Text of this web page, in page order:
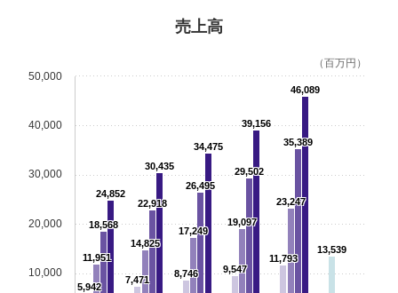
売上高
10,000
20,000
30,000
40,000
50,000
（百万円）
5,942
7,471
8,746 9,547
11,793
13,539
11,951
14,825
17,249
19,097
23,247
18,568
22,918
26,495
29,502
35,389
24,852
30,435
34,475
39,156
46,089